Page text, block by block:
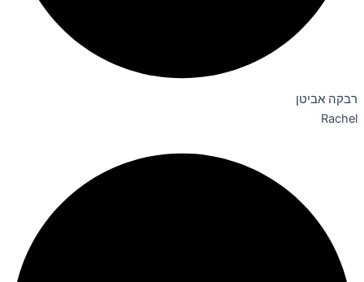
רבקה אביטן
Rachel